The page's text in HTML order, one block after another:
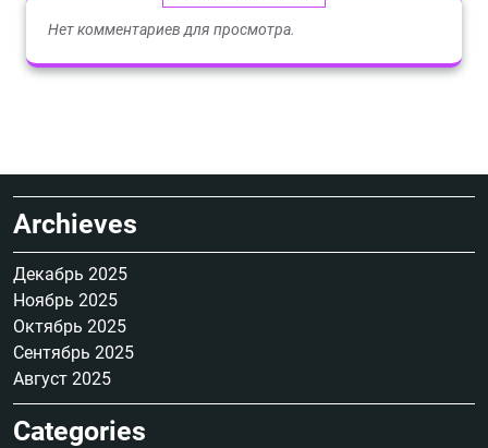
Нет комментариев для просмотра.
Archieves
Декабрь 2025
Ноябрь 2025
Октябрь 2025
Сентябрь 2025
Август 2025
Categories